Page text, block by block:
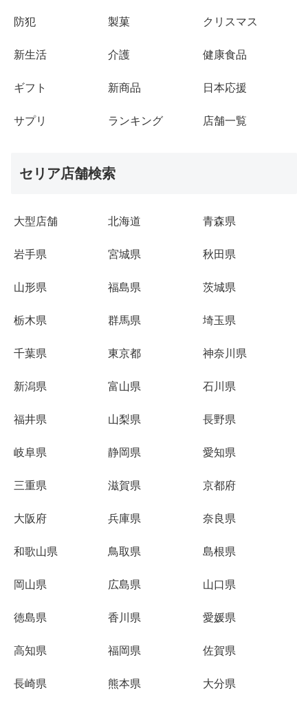
防犯 製菓 クリスマス
新生活 介護 健康食品
ギフト 新商品 日本応援
サプリ ランキング 店舗一覧
セリア店舗検索
大型店舗 北海道 青森県
岩手県 宮城県 秋田県
山形県 福島県 茨城県
栃木県 群馬県 埼玉県
千葉県 東京都 神奈川県
新潟県 富山県 石川県
福井県 山梨県 長野県
岐阜県 静岡県 愛知県
三重県 滋賀県 京都府
大阪府 兵庫県 奈良県
和歌山県 鳥取県 島根県
岡山県 広島県 山口県
徳島県 香川県 愛媛県
高知県 福岡県 佐賀県
長崎県 熊本県 大分県